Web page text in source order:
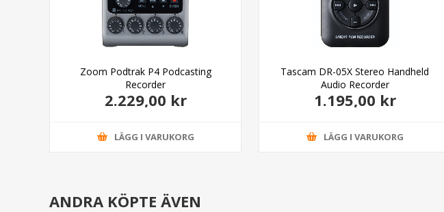
Zoom Podtrak P4 Podcasting
Recorder
2.229,00 kr
LÄGG I VARUKORG
Tascam DR-05X Stereo Handheld
Audio Recorder
1.195,00 kr
LÄGG I VARUKORG
ANDRA KÖPTE ÄVEN